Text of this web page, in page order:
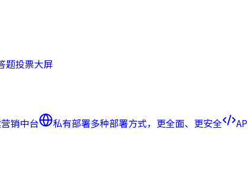
题投票大屏
销中台 私有部署多种部署方式，更全面、更安全